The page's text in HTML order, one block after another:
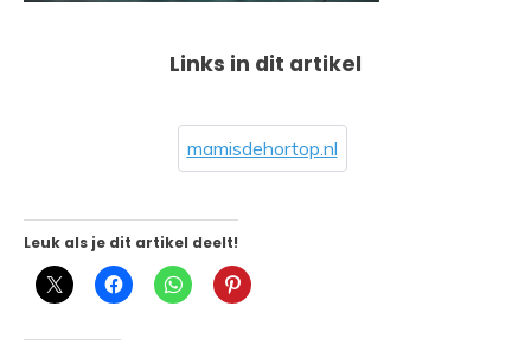
Links in dit artikel
mamisdehortop.nl
Leuk als je dit artikel deelt!